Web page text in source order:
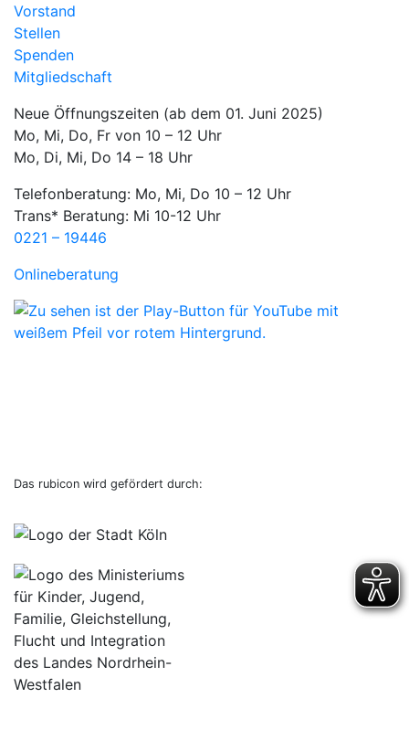
Vorstand
Stellen
Spenden
Mitgliedschaft
Neue Öffnungszeiten (ab dem 01. Juni 2025)
Mo, Mi, Do, Fr von 10 – 12 Uhr
Mo, Di, Mi, Do 14 – 18 Uhr
Telefonberatung: Mo, Mi, Do 10 – 12 Uhr
Trans* Beratung: Mi 10-12 Uhr
0221 – 19446
Onlineberatung
Das rubicon wird gefördert durch: